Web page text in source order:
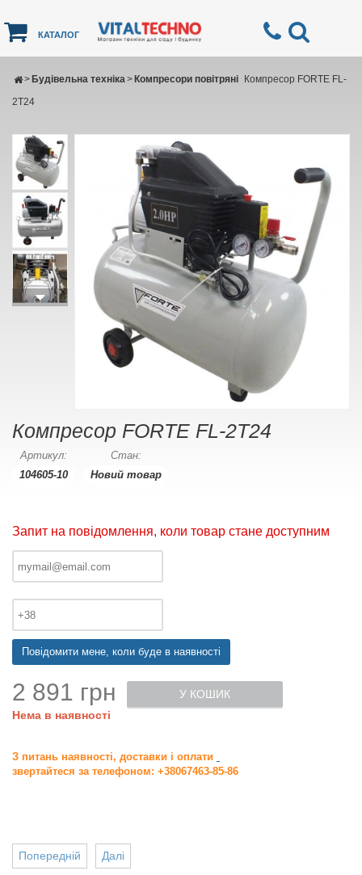
КАТАЛОГ
Будівельна техніка
> Компресори повітряні
>
Компресор FORTE FL-
2T24
Компресор FORTE FL-2T24
Артикул:
104605-10
Стан:
Новий товар
Запит на повідомлення, коли товар стане доступним
Повідомити мене, коли буде в наявності
2 891 грн
Нема в наявності
У КОШИК
З питань наявності, доставки і оплати
звертайтеся за телефоном: +38067463-85-86
Далі
Попередній